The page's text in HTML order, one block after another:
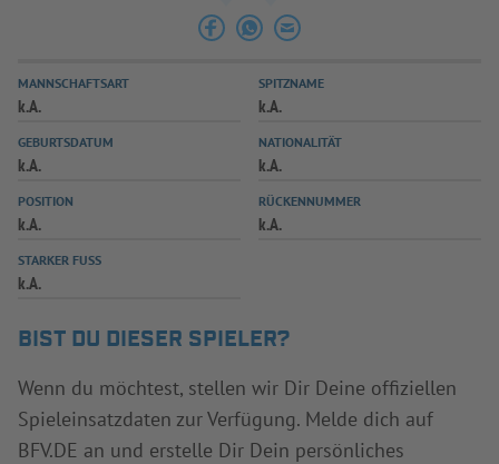
SPIELPLUS
MANNSCHAFTSART
k.A.
SPITZNAME
k.A.
GEBURTSDATUM
k.A.
NATIONALITÄT
k.A.
POSITION
k.A.
RÜCKENNUMMER
k.A.
STARKER FUSS
k.A.
BIST DU DIESER SPIELER?
Wenn du möchtest, stellen wir Dir Deine offiziellen
Spieleinsatzdaten zur Verfügung. Melde dich auf
BFV.DE an und erstelle Dir Dein persönliches